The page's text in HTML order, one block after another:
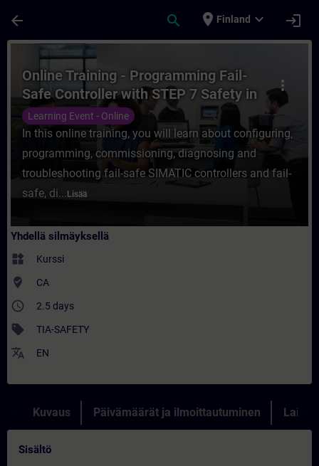
arrow_back search place Finland expand_more login
Kurssi - Online Training - Programming
more_vert
Online Training - Programming Fail-
Safe Controller with STEP 7 Safety in
TIA Portal
Learning Event - Online
In this online training, you will learn about configuring,
programming, commissioning, diagnosing and
troubleshooting fail-safe SIMATIC controllers and fail-
safe, di... Lisää
Yhdellä silmäyksellä
widgets Kurssi
where_to_vote CA
access_time 2.5 days
sell TIA-SAFETY
translate EN
Kuvaus Päivämäärät ja ilmoittautuminen
Sisältö